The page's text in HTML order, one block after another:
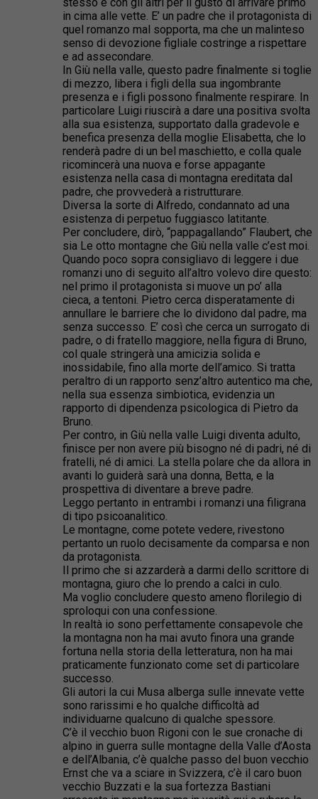
in cima alle vette. E’ un padre che il protagonista di
quel romanzo mal sopporta, ma che un malinteso
senso di devozione figliale costringe a rispettare
e ad assecondare.
In Giù nella valle, questo padre finalmente si toglie
di mezzo, libera i figli della sua ingombrante
presenza e i figli possono finalmente respirare. In
particolare Luigi riuscirà a dare una positiva svolta
alla sua esistenza, supportato dalla gradevole e
benefica presenza della moglie Elisabetta, che lo
renderà padre di un bel maschietto, e colla quale
ricomincerà una nuova e forse appagante
esistenza nella casa di montagna ereditata dal
padre, che provvederà a ristrutturare.
Diversa la sorte di Alfredo, condannato ad una
esistenza di perpetuo fuggiasco latitante.
Per concludere, dirò, “pappagallando” Flaubert, che
sia Le otto montagne che Giù nella valle c’est moi.
Quando poco sopra consigliavo di leggere i due
romanzi uno di seguito all’altro volevo dire questo:
nel primo il protagonista si muove un po’ alla
cieca, a tentoni. Pietro cerca disperatamente di
annullare le barriere che lo dividono dal padre, ma
senza successo. E’ così che cerca un surrogato di
padre, o di fratello maggiore, nella figura di Bruno,
col quale stringerà una amicizia solida e
inossidabile, fino alla morte dell’amico. Si tratta
peraltro di un rapporto senz’altro autentico ma che,
nella sua essenza simbiotica, evidenzia un
rapporto di dipendenza psicologica di Pietro da
Bruno.
Per contro, in Giù nella valle Luigi diventa adulto,
finisce per non avere più bisogno né di padri, né di
fratelli, né di amici. La stella polare che da allora in
avanti lo guiderà sarà una donna, Betta, e la
prospettiva di diventare a breve padre.
Leggo pertanto in entrambi i romanzi una filigrana
di tipo psicoanalitico.
Le montagne, come potete vedere, rivestono
pertanto un ruolo decisamente da comparsa e non
da protagonista.
Il primo che si azzarderà a darmi dello scrittore di
montagna, giuro che lo prendo a calci in culo.
Ma voglio concludere questo ameno florilegio di
sproloqui con una confessione.
In realtà io sono perfettamente consapevole che
la montagna non ha mai avuto finora una grande
fortuna nella storia della letteratura, non ha mai
praticamente funzionato come set di particolare
successo.
Gli autori la cui Musa alberga sulle innevate vette
sono rarissimi e ho qualche difficoltà ad
individuarne qualcuno di qualche spessore.
C’è il vecchio buon Rigoni con le sue cronache di
alpino in guerra sulle montagne della Valle d’Aosta
e dell’Albania, c’è qualche passo del buon vecchio
Ernst che va a sciare in Svizzera, c’è il caro buon
vecchio Buzzati e la sua fortezza Bastiani